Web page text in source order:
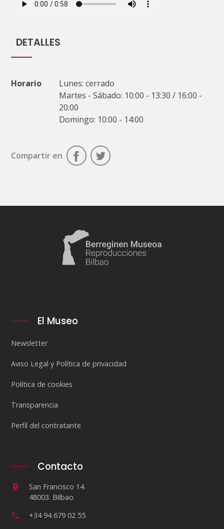
DETALLES
Horario
Lunes: cerrado
Martes - Sábado: 10:00 - 13:30 / 16:00 -
20:00
Domingo: 10:00 - 14:00
Compartir en
El Museo
Newsletter
Aviso Legal y Política de privacidad
Política de cookies
Transparencia
Perfil del contratante
Contacto
San Francisco 14.
48003. Bilbao.
+34 94 679 02 55